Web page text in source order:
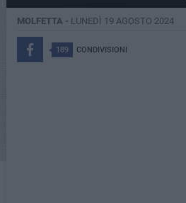
MOLFETTA - LUNEDÌ 19 AGOSTO 2024
189 CONDIVISIONI